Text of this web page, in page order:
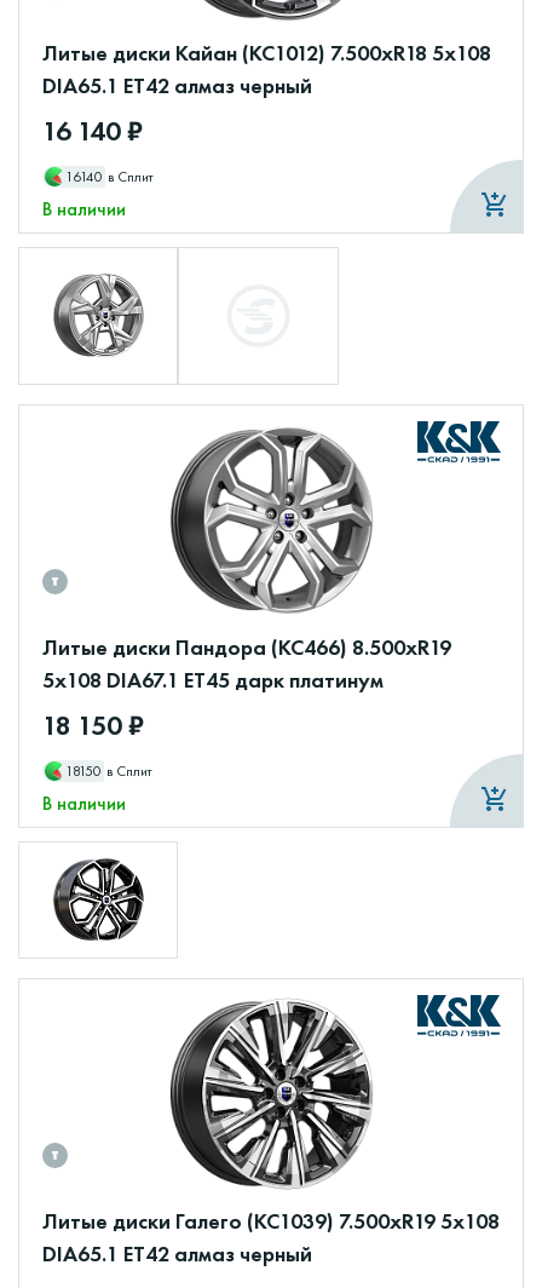
Литые диски Кайан (КС1012) 7.500xR18 5x108
DIA65.1 ET42 алмаз черный
16 140 ₽
16140 в Сплит
В наличии
Литые диски Пандора (КС466) 8.500xR19
5x108 DIA67.1 ET45 дарк платинум
18 150 ₽
18150 в Сплит
В наличии
Литые диски Галего (КС1039) 7.500xR19 5x108
DIA65.1 ET42 алмаз черный